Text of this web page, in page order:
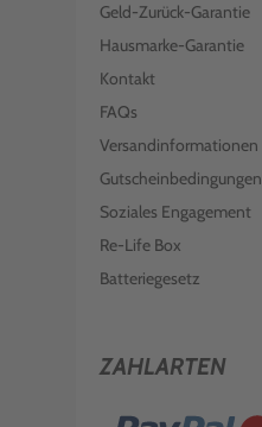
Geld-Zurück-Garantie
Hausmarke-Garantie
Kontakt
FAQs
Versandinformationen
Gutscheinbedingungen
Soziales Engagement
Re-Life Box
Batteriegesetz
ZAHLARTEN